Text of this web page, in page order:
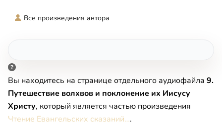
Все произведения автора
Вы находитесь на странице отдельного аудиофайла 9.
Путешествие волхвов и поклонение их Иисусу
Христу, который является частью произведения
Чтение Евангельских сказаний….